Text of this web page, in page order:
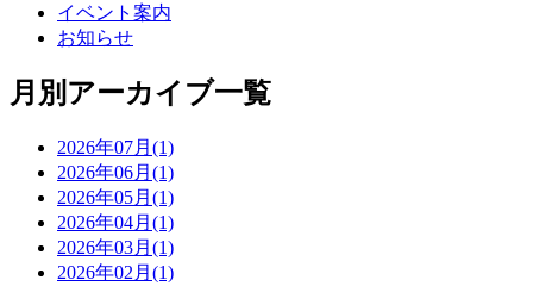
イベント案内
お知らせ
月別アーカイブ一覧
2026年07月(1)
2026年06月(1)
2026年05月(1)
2026年04月(1)
2026年03月(1)
2026年02月(1)